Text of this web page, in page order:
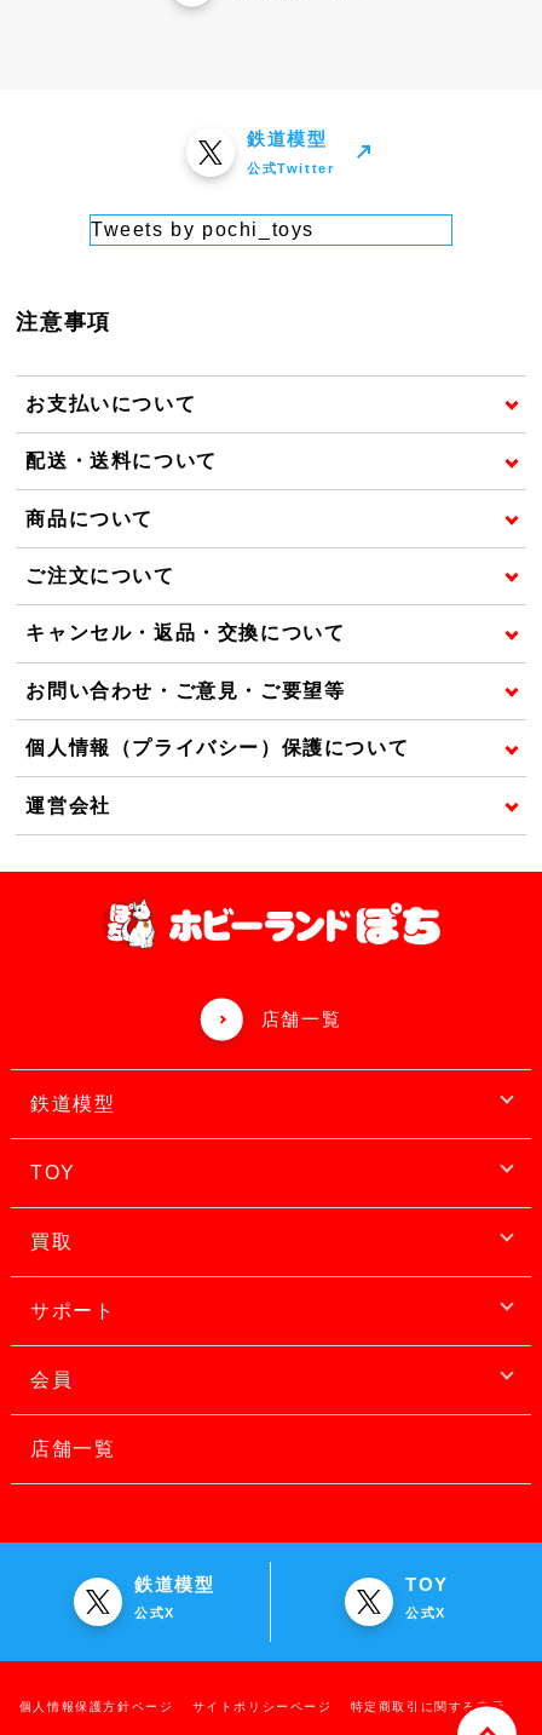
鉄道模型
公式Twitter
Tweets by pochi_toys
注意事項
お支払いについて
配送・送料について
商品について
ご注文について
キャンセル・返品・交換について
お問い合わせ・ご意見・ご要望等
個人情報（プライバシー）保護について
運営会社
店舗一覧
鉄道模型
TOY
買取
サポート
会員
店舗一覧
鉄道模型
公式X
TOY
公式X
個人情報保護方針ページ サイトポリシーページ 特定商取引に関する表示